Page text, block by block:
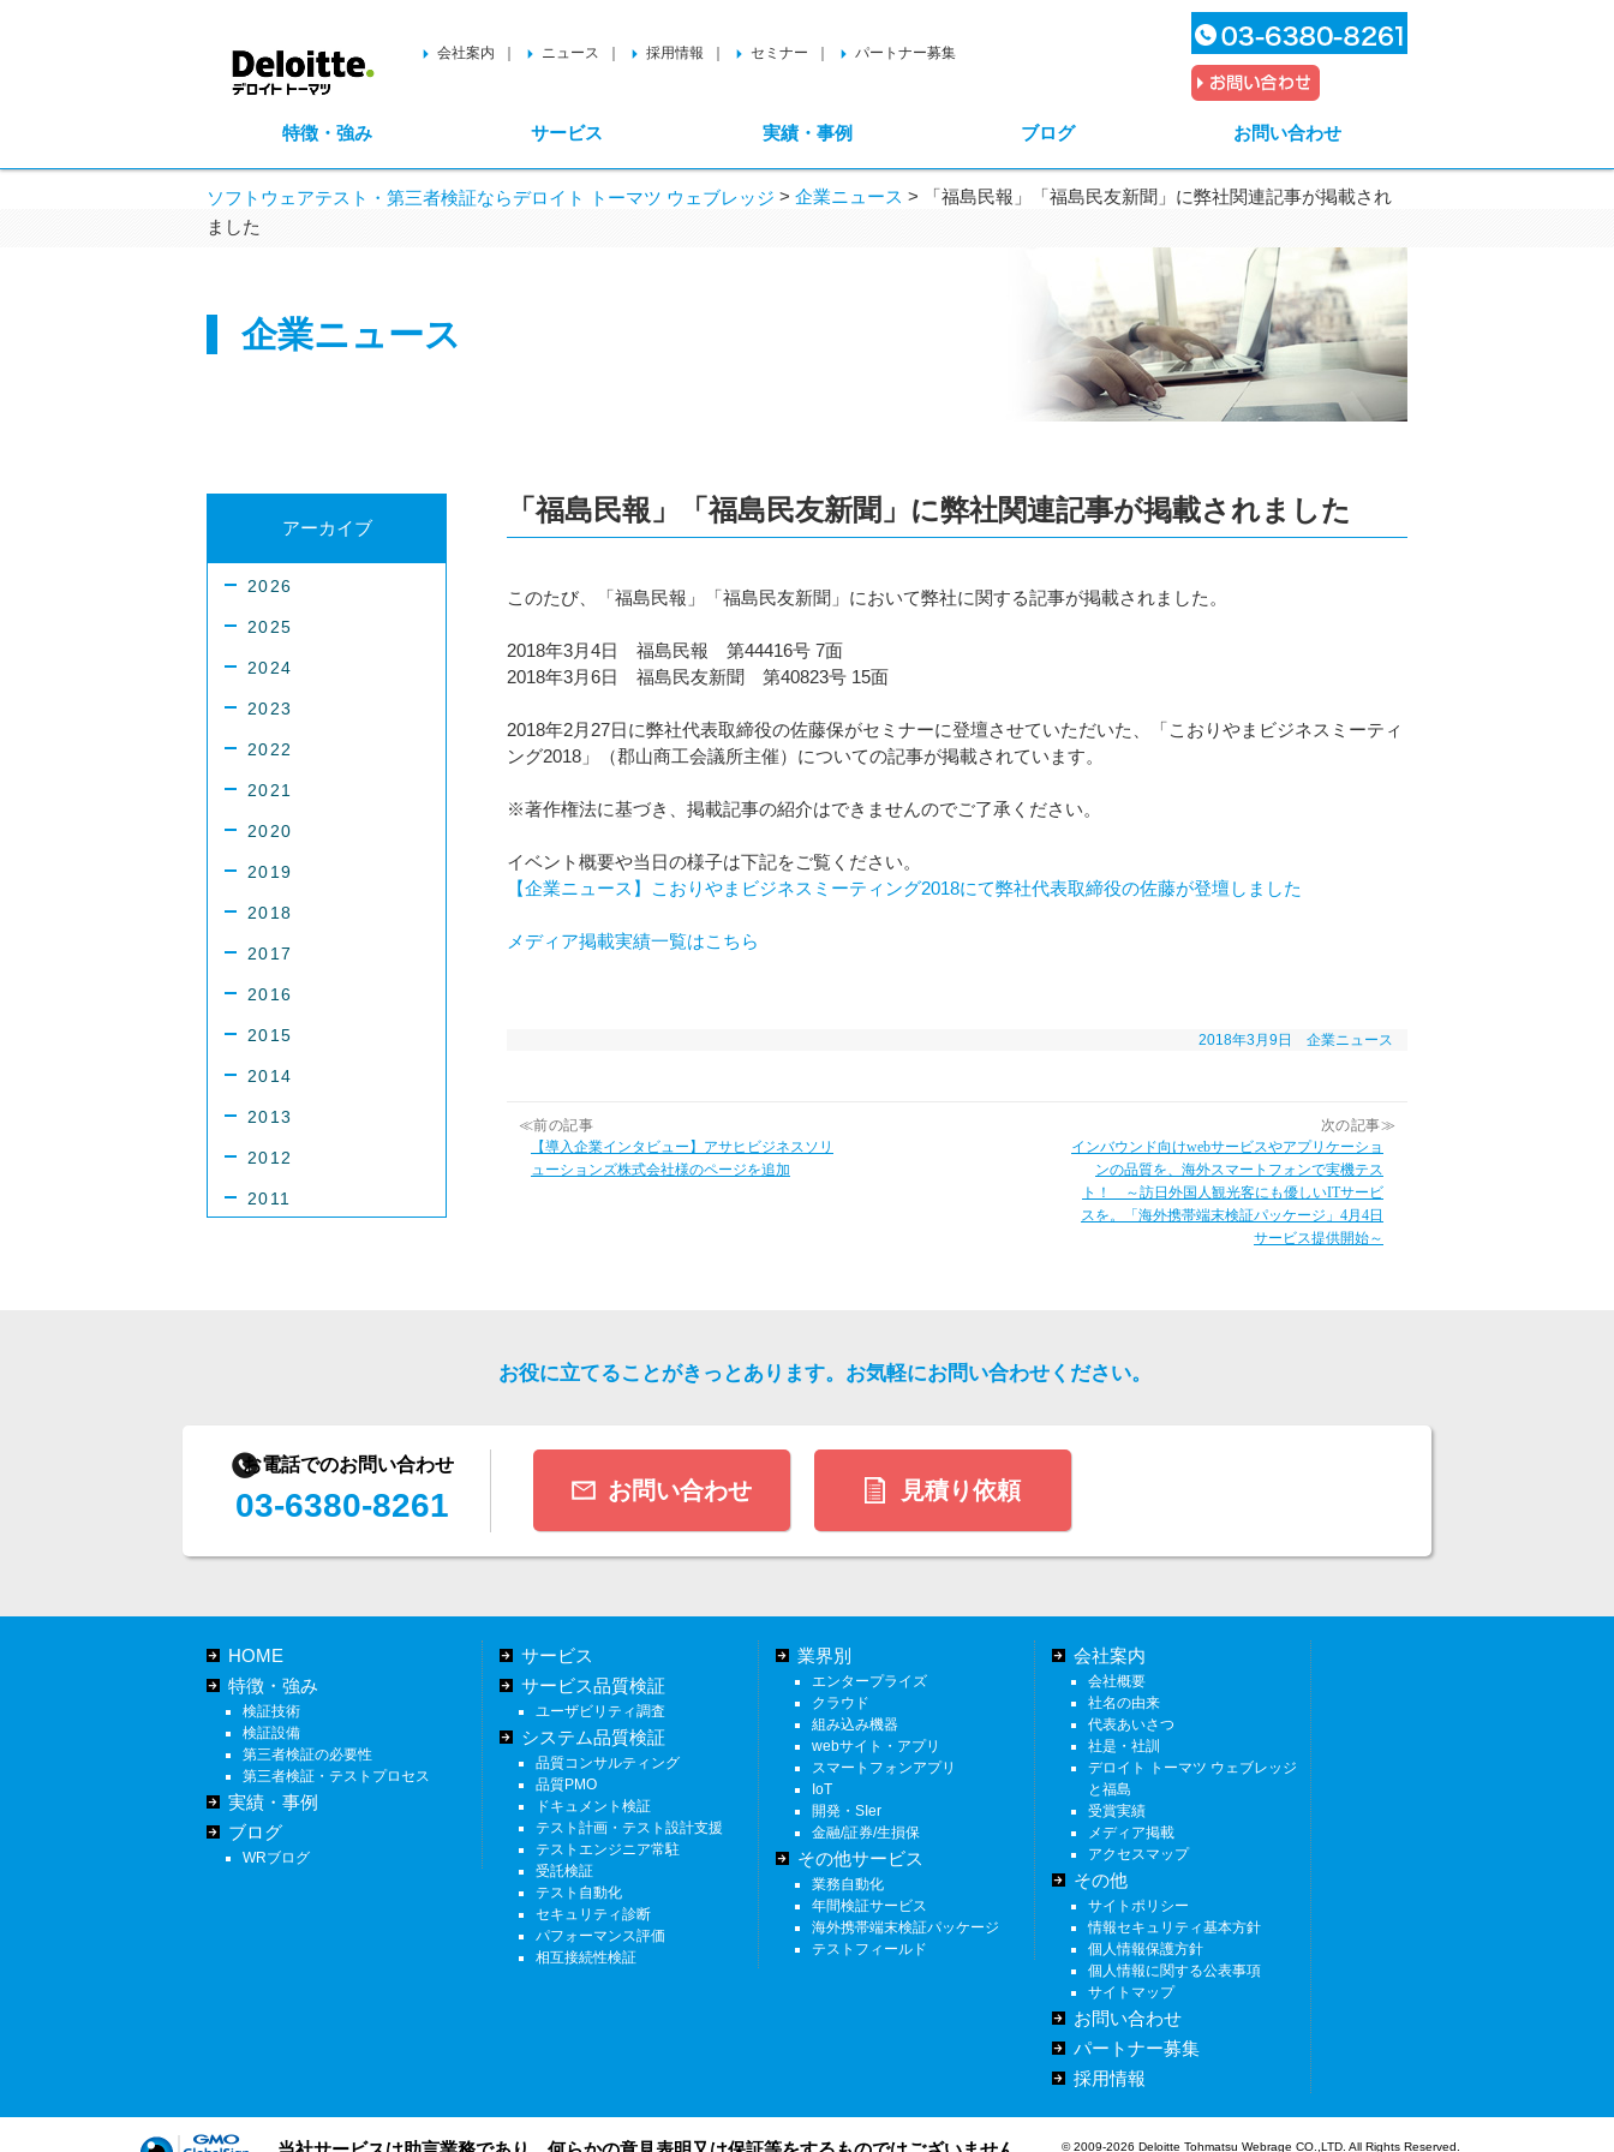
会社案内 ニュース 採用情報 セミナー パートナー募集
特徴・強み サービス 実績・事例 ブログ お問い合わせ
ソフトウェアテスト・第三者検証ならデロイト トーマツ ウェブレッジ > 企業ニュース >
「福島民報」「福島民友新聞」に弊社関連記事が掲載され
ました
企業ニュース
「福島民報」「福島民友新聞」に弊社関連記事が掲載されました
このたび、「福島民報」「福島民友新聞」において弊社に関する記事が掲載されました。
2018年3月4日 福島民報 第44416号 7面
2018年3月6日 福島民友新聞 第40823号 15面
2018年2月27日に弊社代表取締役の佐藤保がセミナーに登壇させていただいた、「こおりやまビジネスミーティ
ング2018」（郡山商工会議所主催）についての記事が掲載されています。
※著作権法に基づき、掲載記事の紹介はできませんのでご了承ください。
イベント概要や当日の様子は下記をご覧ください。
【企業ニュース】こおりやまビジネスミーティング2018にて弊社代表取締役の佐藤が登壇しました
メディア掲載実績一覧はこちら
2018年3月9日 企業ニュース
≪前の記事
【導入企業インタビュー】アサヒビジネスソリ
ューションズ株式会社様のページを追加
次の記事≫
インバウンド向けwebサービスやアプリケーショ
ンの品質を、海外スマートフォンで実機テス
ト！ ～訪日外国人観光客にも優しいITサービ
スを。「海外携帯端末検証パッケージ」4月4日
サービス提供開始～
アーカイブ
2026
2025
2024
2023
2022
2021
2020
2019
2018
2017
2016
2015
2014
2013
2012
2011
お役に立てることがきっとあります。 お気軽にお問い合わせください。
お電話でのお問い合わせ
03-6380-8261 お問い合わせ 見積り依頼
HOME
特徴・強み
検証技術
検証設備
第三者検証の必要性
第三者検証・テストプロセス
実績・事例
ブログ
WRブログ
サービス
サービス品質検証
ユーザビリティ調査
システム品質検証
品質コンサルティング
品質PMO
ドキュメント検証
テスト計画・テスト設計支援
テストエンジニア常駐
受託検証
テスト自動化
セキュリティ診断
パフォーマンス評価
相互接続性検証
業界別
エンタープライズ
クラウド
組み込み機器
webサイト・アプリ
スマートフォンアプリ
IoT
開発・SIer
金融/証券/生損保
その他サービス
業務自動化
年間検証サービス
海外携帯端末検証パッケージ
テストフィールド
会社案内
会社概要
社名の由来
代表あいさつ
社是・社訓
デロイト トーマツ ウェブレッジ
と福島
受賞実績
メディア掲載
アクセスマップ
その他
サイトポリシー
情報セキュリティ基本方針
個人情報保護方針
個人情報に関する公表事項
サイトマップ
お問い合わせ
パートナー募集
採用情報
© 2009-2026 Deloitte Tohmatsu Webrage CO.,LTD. All Rights Reserved.